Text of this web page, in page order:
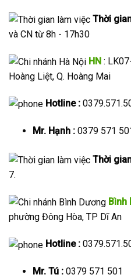
Thời
và CN từ 8h - 17h30
HN :
Hoàng Liệt, Q. Hoàng Mai
Hotline :
Mr. Hạnh :0379 571
Thời
7.
Bình
phường Đông Hòa, TP Dĩ An
Hotline :
Mr. Tú :0379 571 501